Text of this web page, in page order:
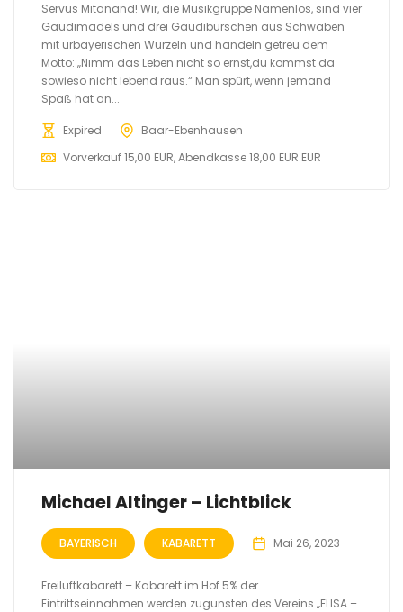
Servus Mitanand! Wir, die Musikgruppe Namenlos, sind vier
Gaudimädels und drei Gaudiburschen aus Schwaben
mit urbayerischen Wurzeln und handeln getreu dem
Motto: „Nimm das Leben nicht so ernst,du kommst da
sowieso nicht lebend raus.“ Man spürt, wenn jemand
Spaß hat an...
Expired
Baar-Ebenhausen
Vorverkauf 15,00 EUR, Abendkasse 18,00 EUR EUR
Michael Altinger – Lichtblick
BAYERISCH KABARETT Mai 26, 2023
Freiluftkabarett – Kabarett im Hof 5% der
Eintrittseinnahmen werden zugunsten des Vereins „ELISA –